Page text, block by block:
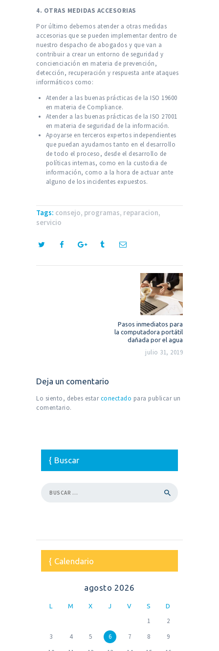
4. OTRAS MEDIDAS ACCESORIAS
Por último debemos atender a otras medidas
accesorias que se pueden implementar dentro de
nuestro despacho de abogados y que van a
contribuir a crear un entorno de seguridad y
concienciación en materia de prevención,
detección, recuperación y respuesta ante ataques
informáticos como:
Atender a las buenas prácticas de la ISO 19600
en materia de Compliance.
Atender a las buenas prácticas de la ISO 27001
en materia de seguridad de la información.
Apoyarse en terceros expertos independientes
que puedan ayudarnos tanto en el desarrollo
de todo el proceso, desde el desarrollo de
políticas internas, como en la custodia de
información, como a la hora de actuar ante
alguno de los incidentes expuestos.
Tags: consejo, programas, reparacion,
servicio
Pasos inmediatos para
la computadora portátil
dañada por el agua
julio 31, 2019
Deja un comentario
Lo siento, debes estarconectado para publicar un
comentario.
Buscar
Calendario
agosto 2026
L M X J V S D
1
2
3
4 5 6 7 8
9